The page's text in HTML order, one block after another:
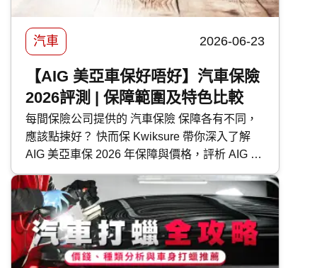
汽車 2026-06-23
【AIG 美亞車保好唔好】汽車保險
2026評測 | 保障範圍及特色比較
每間保險公司提供的 汽車保險 保障各有不同，
應該點揀好？ 快而保 Kwiksure 帶你深入了解
AIG 美亞車保 2026 年保障與價格，評析 AIG 美
亞 汽車保險 優缺點，助你選擇最適合的車保方
案。